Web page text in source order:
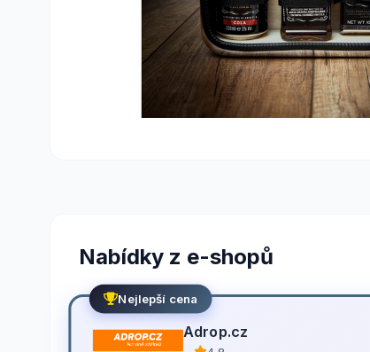
Nabídky z e-shopů
Nejlepší cena
Adrop.cz